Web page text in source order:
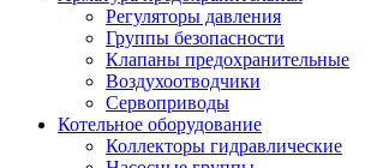
Регуляторы давления
Группы безопасности
Клапаны предохранительные
Воздухоотводчики
Сервоприводы
Котельное оборудование
Коллекторы гидравлические